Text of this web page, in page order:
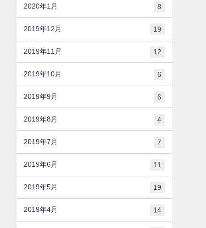
2020年1月 8
2019年12月 19
2019年11月 12
2019年10月 6
2019年9月 6
2019年8月 4
2019年7月 7
2019年6月 11
2019年5月 19
2019年4月 14